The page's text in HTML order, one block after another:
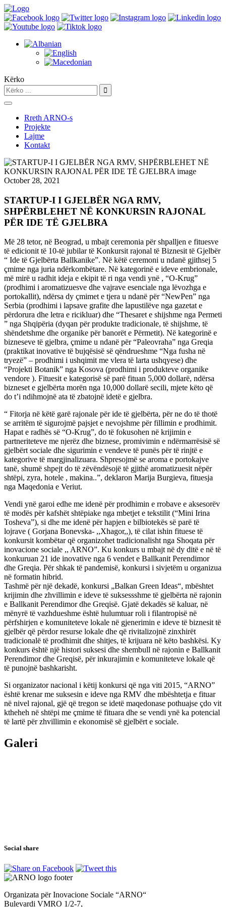
Kërko
Rreth ARNO-s
Projekte
Lajme
Kontakt
October 28, 2021
STARTUP-I I GJELBËR NGA RMV,
SHPËRBLEHET NË KONKURSIN RAJONAL
PËR IDE TË GJELBRA
Më 28 tetor, në Beograd, u mbajt ceremonia për shpalljen e fituesve
të edicionit të 10-të jubilar të Konkursit rajonal të Biznesit të Gjelbër
“ Ide të Gjelbërta Ballkanike”. Në këtë ceremoni u ndanë gjithsej 5
çmime nga juria ndërkombëtare. Në kategorinë e ideve embrionale,
më mirë u radhit ideja e ekipit të ri nga vendi ynë , “O-Krug”
(prodhimi i aromatizuesve dhe vajrave esenciale nga lëvozhga e
portokallit), ndërsa dy çmimet e tjera u ndanë për “NewPen” nga
Serbia (prodhimi i lapsave grafite dhe lapustilëve nga gazetat e
përdorura dhe letra e ricikluar) dhe “Thesaret e shijshme nga Permeti
” nga Shqipëria (dyqan për produkte tradicionale, të shijshme, të
shëndetshme dhe organike për banorët e Përmetit). Në kategorinë e
bizneseve të gjelbra, çmime u ndanë për “Paleovraha” nga Greqia
(praktikat inovative të bujqësisë së qëndrueshme “Nga fusha në
tryezë” – prodhimi i ushqimit me vlera të larta ushqyese) dhe
“Projekti Botanik” nga Kosova (prodhimi i produkteve organike
vendore ). Fituesit e kategorisë së parë fituan 5,000 dollarë, ndërsa
bizneset e gjelbërta morën nga 10,000 dollarë secili, mjete këto që
do t’i ndihmojnë ata të zbatojnë idetë e gjelbra.
“ Fitorja në këtë garë rajonale për ide të gjelbërta, për ne do të thotë
se arritëm të sigurojmë pajsjet e nevojshme për fillimin e prodhimit.
Hapat e radhës së “O-Krug”, do të fokusohen në krijimin e
partneriteteve me njerëz dhe biznese, promivimin e ndërmarrësisë së
gjelbërt sociale dhe sigurimin e vendeve të punës për të rinjtë e
kategorive të margjinalizuara. Shpresojmë se aroma e portokajve
tanë, shumë shpejt do të zëvëndësojë të gjithë aromatizuesit nëpër
shtëpi, zyra, hotele , makina..”, deklaron Marija Burgieva, fituesja
nga Maqedonia e Veriut.
Vendi ynë garoi edhe me idenë për prodhimin e rrobave e aksesorëv
të modës për kafshët shtëpiake nga mbetjet e tekstilit (“Mini Irina
Tosheva”), si dhe me idenë për hapjen e bilbiotekës së parë të
lojrave ( Gorjana Bonevska- ,,Xhagor,,), të cilat ishin fituese të
konkursit kombëtar që organizohet tradicionalisht nga Shoqata për
inovacione sociale ,, ARNO”. Ku konkurs u mbajt në dy ditë e në të
konkuruan 21 ide inovative nga 6 vendet e Ballkanit Perendimor
dhe Greqia. Për shkak të pandemisë, konkursi i sivjetëm u organizua
në formatin hibrid.
Tashmë për një dekadë, konkursi „Balkan Green Ideas“, mbështet
krijimin dhe zhvillimin e ideve të suksessshme të gjelbërta në rajonin
e Ballkanit Perendimor dhe Greqisë. Gjatë dekadës së kaluar, në
mënyrë të vazhdueshme është hulumtuar roli i filantropisë në
përfshirjen e komuniteteve lokale në gjenerimin e ideve të biznesit të
gjelbër që përdor resurse lokale dhe që rivitalizojnë zinxhirët
tradicionalë të prodhimit dhe shitjes, të krijuara në këto bashkësi. Ky
konkurs është një histori suksesi dhe shembull në rajonin e Ballkanit
Perendimor dhe Greqisë, për inkurajimin e komuniteteve lokale që
të punojnë bashkarisht.
Si organizator nacional i këtij konkursi që nga viti 2015, “ARNO”
është krenar me suksesin e ideve nga RMV dhe mbështetja e fituar
në nivel rajonal, gjë që tregon se idetë maqedonase pothuajse çdo vit
ktheheh në shtëpi me çmime të fituara dhe se vendi ynë ka potencial
të lartë për zhvillimin e ekonomisë së gjelbërt e sociale.
Galeri
Social share
Organizata për Inovacione Sociale “ARNO“
Bulevardi VMRO 1/2-7,